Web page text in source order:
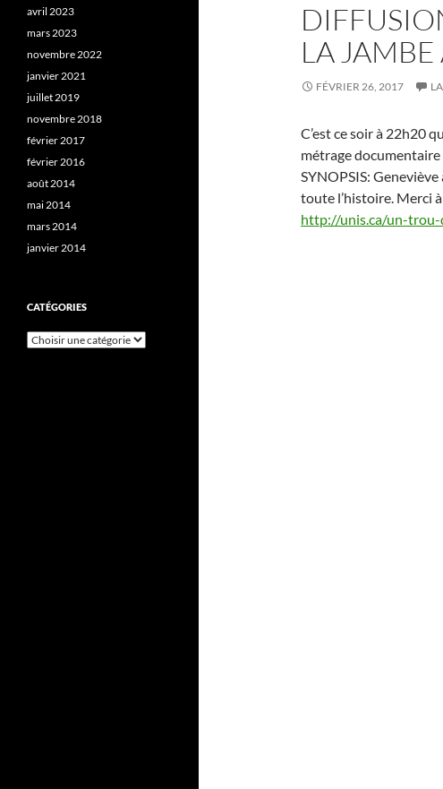
LA
FÉVRIER 26, 2017
C’est ce soir à 22h20
métrage
SYNOPSIS:
toute l’histoire. Merci
http://unis.ca/un-trou-
avril 2023
mars 2023
novembre 2022
janvier 2021
juillet 2019
novembre 2018
février 2017
février 2016
août 2014
mai 2014
mars 2014
janvier 2014
CATÉGORIES
Catégories